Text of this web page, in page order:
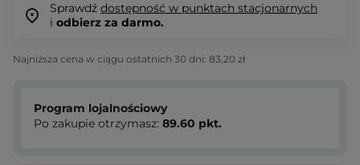
Sprawdź dostępność w punktach stacjonarnych
i odbierz za darmo.
Najniższa cena w ciągu ostatnich 30 dni: 83,20 zł
Program lojalnościowy
Po zakupie otrzymasz: 89.60 pkt.